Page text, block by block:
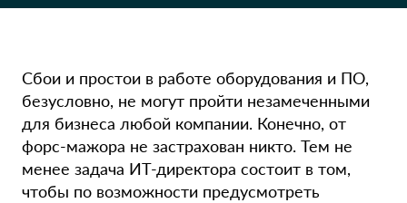
Сбои и простои в работе оборудования и ПО,
безусловно, не могут пройти незамеченными
для бизнеса любой компании. Конечно, от
форс-мажора не застрахован никто. Тем не
менее задача ИТ-директора состоит в том,
чтобы по возможности предусмотреть